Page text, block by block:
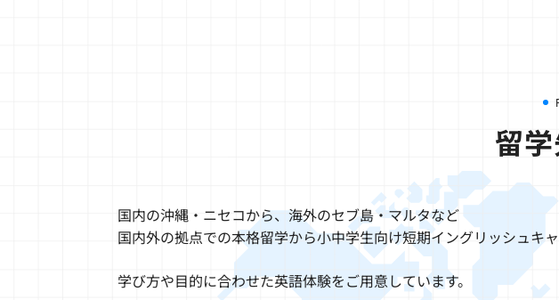
留
国内の沖縄・ニセコから、海外のセブ島・マルタなど
国内外の拠点での本格留学から小中学生向け短期イングリッシュキャ
学び方や目的に合わせた英語体験をご用意しています。